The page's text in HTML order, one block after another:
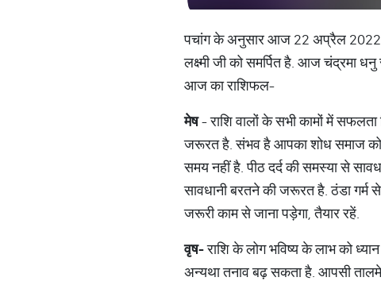
पचांग के अनुसार आज 22 अप्रैल 2022
लक्ष्मी जी को समर्पित है. आज चंद्रमा
आज का राशिफल-
मेष- राशि वालों के सभी कामों में सफलता
जरूरत है. संभव है आपका शोध समाज को
समय नहीं है. पीठ दर्द की समस्या से
सावधानी बरतने की जरूरत है. ठंडा गर्म
जरूरी काम से जाना पड़ेगा, तैयार रहें.
वृष-राशि के लोग भविष्य के लाभ को
अन्यथा तनाव बढ़ सकता है. आपसी